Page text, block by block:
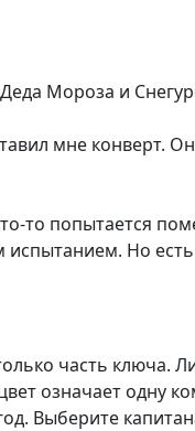
Мороза и
мне конверт. Он
то попытается
испытанием. Но
часть ключа.
означает одну
Выберите